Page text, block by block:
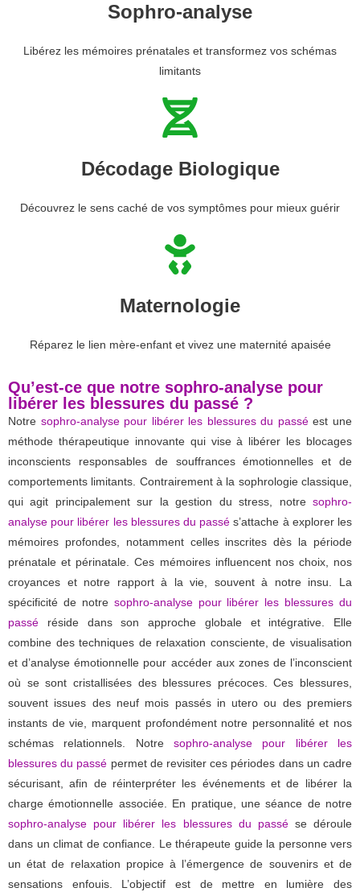
Sophro-analyse
Libérez les mémoires prénatales et transformez vos schémas
limitants
Décodage Biologique
Découvrez le sens caché de vos symptômes pour mieux guérir
Maternologie
Réparez le lien mère-enfant et vivez une maternité apaisée
Qu’est-ce que notre sophro-analyse pour
libérer les blessures du passé ?
Notre sophro-analyse pour libérer les blessures du passéest une
méthode thérapeutique innovante qui vise à libérer les blocages
inconscients responsables de souffrances émotionnelles et de
comportements limitants. Contrairement à la sophrologie classique,
qui agit principalement sur la gestion du stress, notre sophro-
analyse pour libérer les blessures du passé s’attache à explorer les
mémoires profondes, notamment celles inscrites dès la période
prénatale et périnatale. Ces mémoires influencent nos choix, nos
croyances et notre rapport à la vie, souvent à notre insu. La
spécificité de notre sophro-analyse pour libérer les blessures du
passé réside dans son approche globale et intégrative. Elle
combine des techniques de relaxation consciente, de visualisation
et d’analyse émotionnelle pour accéder aux zones de l’inconscient
où se sont cristallisées des blessures précoces. Ces blessures,
souvent issues des neuf mois passés in utero ou des premiers
instants de vie, marquent profondément notre personnalité et nos
schémas relationnels. Notre sophro-analyse pour libérer les
blessures du passé permet de revisiter ces périodes dans un cadre
sécurisant, afin de réinterpréter les événements et de libérer la
charge émotionnelle associée. En pratique, une séance de notre
sophro-analyse pour libérer les blessures du passése déroule
dans un climat de confiance. Le thérapeute guide la personne vers
un état de relaxation propice à l’émergence de souvenirs et de
sensations enfouis. L’objectif est de mettre en lumière des